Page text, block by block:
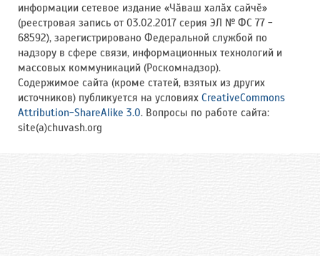
информации сетевое издание «Чӑваш халӑх сайчӗ»
(реестровая запись от 03.02.2017 серия ЭЛ № ФС 77 -
68592), зарегистрировано Федеральной службой по
надзору в сфере связи, информационных технологий и
массовых коммуникаций (Роскомнадзор).
Содержимое сайта (кроме статей, взятых из других
источников) публикуется на условиях CreativeCommons
Attribution-ShareAlike 3.0. Вопросы по работе сайта:
site(a)chuvash.org